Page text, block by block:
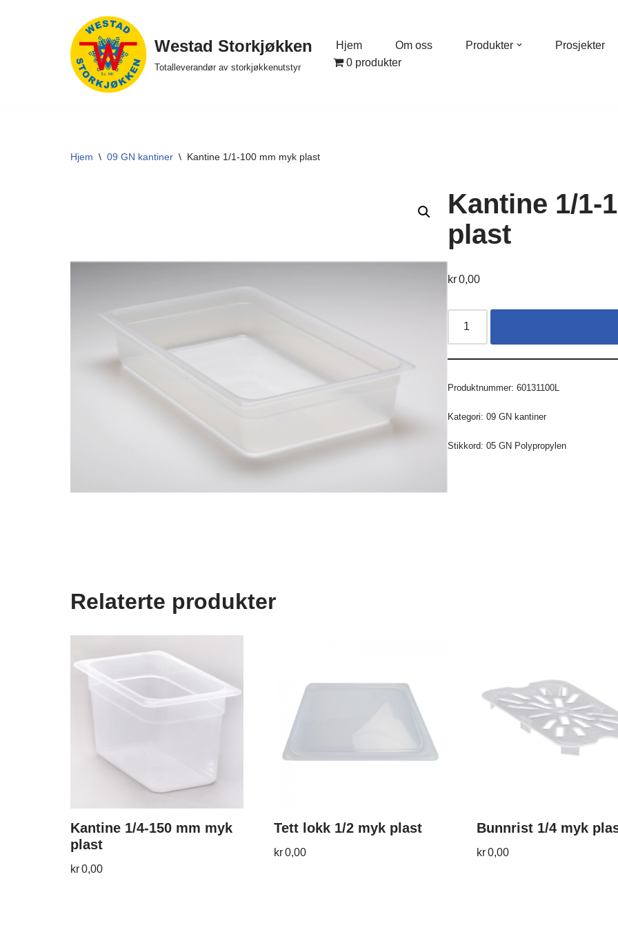
Westad Storkjøkken
Totalleverandør av storkjøkkenutstyr
Hjem Om oss Produkter Prosjekter
0 produkter
Hjem \ 09 GN kantiner \ Kantine 1/1-100 mm myk plast
Kantine 1/1-
plast
kr0,00
Produktnummer:60131100L
Kategori:09 GN kantiner
Stikkord:05 GN Polypropylen
Relaterte produkter
Kantine 1/4-150 mm myk
plast
kr0,00
Tett lokk 1/2 myk plast
kr0,00
Bunnrist 1/4 myk
kr0,00